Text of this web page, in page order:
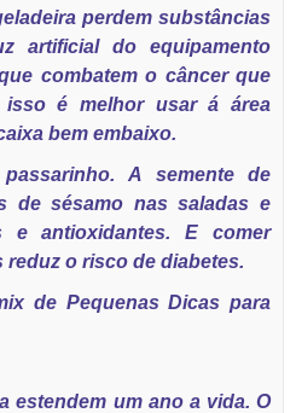
perdem substâncias
artificial do equipamento
combatem o câncer que
é melhor usar á área
bem embaixo.
A semente de
de sésamo nas saladas e
e antioxidantes. E comer
reduz o risco de diabetes.
de Pequenas Dicas para
estendem um ano a vida. O